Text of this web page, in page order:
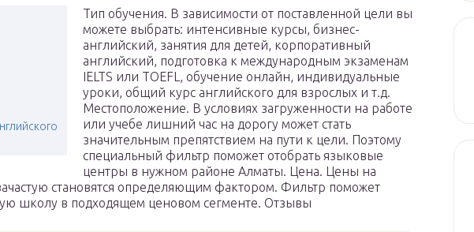
Тип обучения. В зависимости от поставленной цели вы
можете выбрать: интенсивные курсы, бизнес-
английский, занятия для детей, корпоративный
английский, подготовка к международным экзаменам
IELTS или TOEFL, обучение онлайн, индивидуальные
уроки, общий курс английского для взрослых и т.д.
Местоположение. В условиях загруженности на работе
или учебе лишний час на дорогу может стать
значительным препятствием на пути к цели. Поэтому
специальный фильтр поможет отобрать языковые
центры в нужном районе Алматы. Цена. Цены на
становятся определяющим фактором. Фильтр поможет
школу в подходящем ценовом сегменте. Отзывы